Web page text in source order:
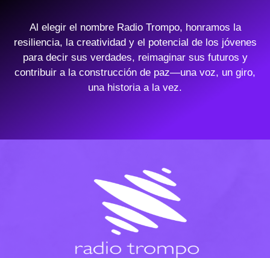
Al elegir el nombre Radio Trompo, honramos la
resiliencia, la creatividad y el potencial de los jóvenes
para decir sus verdades, reimaginar sus futuros y
contribuir a la construcción de paz—una voz, un giro,
una historia a la vez.